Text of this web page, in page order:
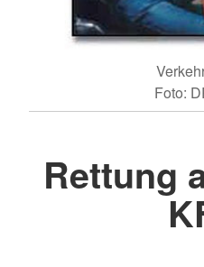
Foto:
Rettung